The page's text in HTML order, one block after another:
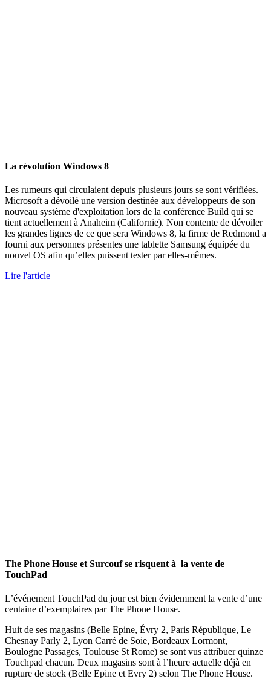
La révolution Windows 8
Les rumeurs qui circulaient depuis plusieurs jours se sont vérifiées.
Microsoft a dévoilé une version destinée aux développeurs de son
nouveau système d'exploitation lors de la conférence Build qui se
tient actuellement à Anaheim (Californie). Non contente de dévoiler
les grandes lignes de ce que sera Windows 8, la firme de Redmond a
fourni aux personnes présentes une tablette Samsung équipée du
nouvel OS afin qu’elles puissent tester par elles-mêmes.
Lire l'article
The Phone House et Surcouf se risquent à la vente de
TouchPad
L’événement TouchPad du jour est bien évidemment la vente d’une
centaine d’exemplaires par The Phone House.
Huit de ses magasins (Belle Epine, Évry 2, Paris République, Le
Chesnay Parly 2, Lyon Carré de Soie, Bordeaux Lormont,
Boulogne Passages, Toulouse St Rome) se sont vus attribuer quinze
Touchpad chacun. Deux magasins sont à l’heure actuelle déjà en
rupture de stock (Belle Epine et Evry 2) selon The Phone House.